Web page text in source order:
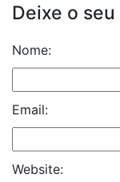
Deixe o
Nome:
Email:
Website: